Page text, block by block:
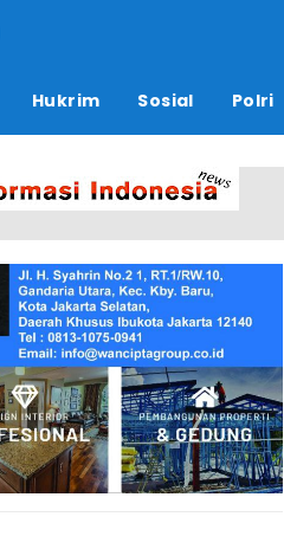
Hukrim Sosial Polri